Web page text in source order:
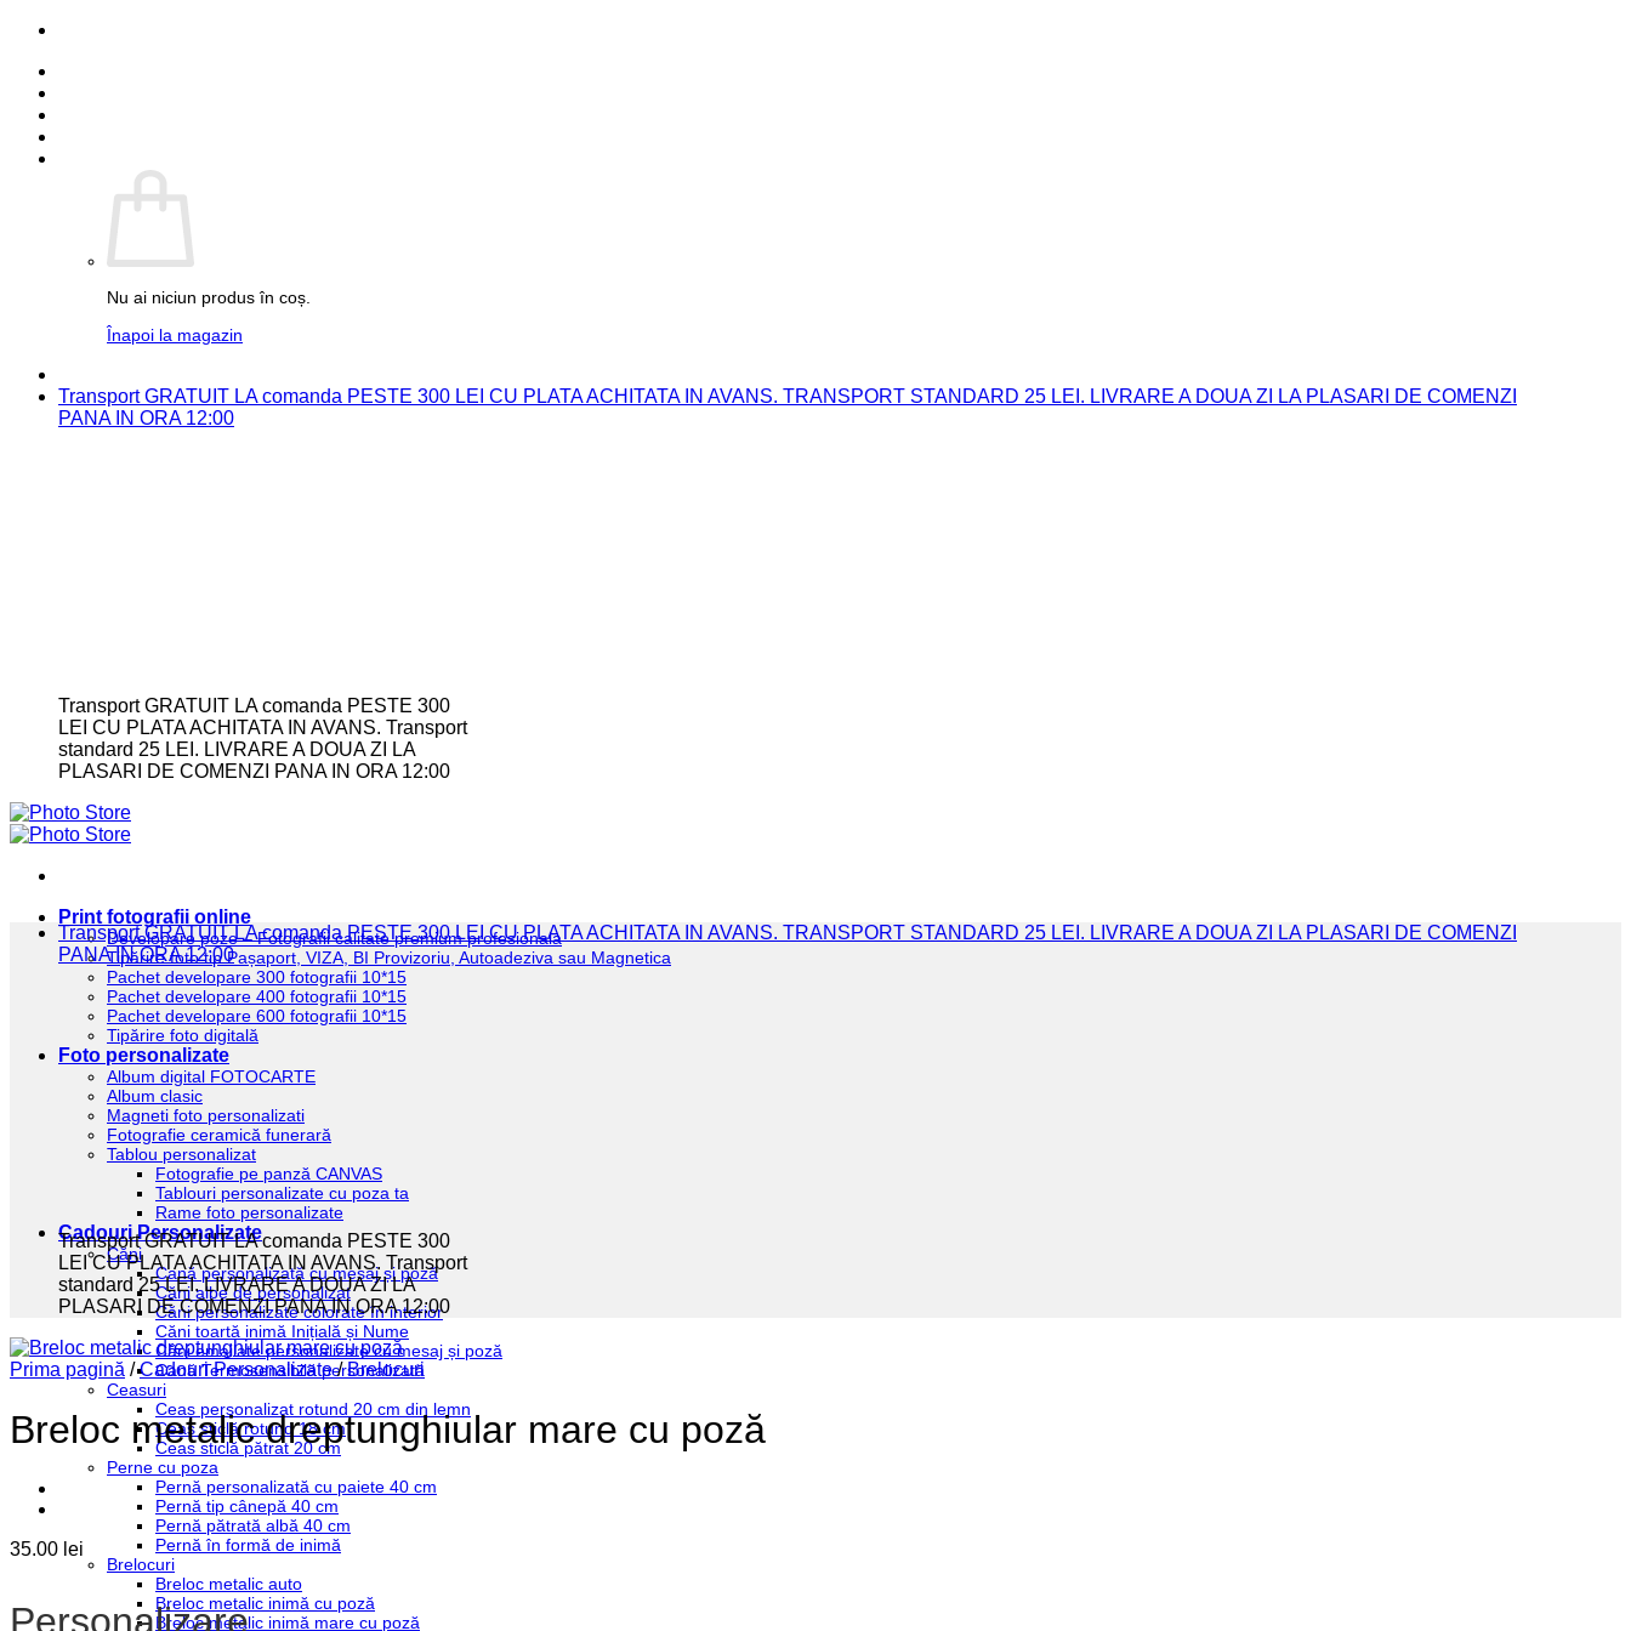
Skip
content
Nu ai niciun produs în coș.
Înapoi la magazin
Transport GRATUIT LA comanda PESTE 300 LEI CU PLATA ACHITATA IN AVANS. TRANSPORT STANDARD 25 LEI. LIVRARE A DOUA ZI LA PLASARI DE COMENZI
PANA IN ORA 12:00
Transport GRATUIT LA comanda PESTE 300
LEI CU PLATA ACHITATA IN AVANS. Transport
standard 25 LEI. LIVRARE A DOUA ZI LA
PLASARI DE COMENZI PANA IN ORA 12:00
Print fotografii online
Developare poze – Fotografii calitate premium profesionala
Tipărire foto tip Pașaport, VIZA, BI Provizoriu, Autoadeziva sau Magnetica
Pachet developare 300 fotografii 10*15
Pachet developare 400 fotografii 10*15
Pachet developare 600 fotografii 10*15
Tipărire foto digitală
Foto personalizate
Album digital FOTOCARTE
Album clasic
Magneti foto personalizati
Fotografie ceramică funerară
Tablou personalizat
Fotografie pe panză CANVAS
Tablouri personalizate cu poza ta
Rame foto personalizate
Cadouri Personalizate
Căni
Cană personalizată cu mesaj și poză
Căni albe de personalizat
Căni personalizate colorate în interior
Căni toartă inimă Inițială și Nume
Căni emailate personalizate cu mesaj și poză
Cană Termosensibilă personalizată
Ceasuri
Ceas personalizat rotund 20 cm din lemn
Ceas sticlă rotund 18 cm
Ceas sticlă pătrat 20 cm
Perne cu poza
Pernă personalizată cu paiete 40 cm
Pernă tip cânepă 40 cm
Pernă pătrată albă 40 cm
Pernă în formă de inimă
Brelocuri
Breloc metalic auto
Breloc metalic inimă cu poză
Breloc metalic inimă mare cu poză
Transport GRATUIT LA comanda PESTE 300 LEI CU PLATA ACHITATA IN AVANS. TRANSPORT STANDARD 25 LEI. LIVRARE A DOUA ZI LA PLASARI DE COMENZI
PANA IN ORA 12:00
Transport GRATUIT LA comanda PESTE 300
LEI CU PLATA ACHITATA IN AVANS. Transport
standard 25 LEI. LIVRARE A DOUA ZI LA
PLASARI DE COMENZI PANA IN ORA 12:00
Prima pagină / Cadouri Personalizate / Brelocuri
Breloc metalic dreptunghiular mare cu poză
35.00 lei
Personalizare